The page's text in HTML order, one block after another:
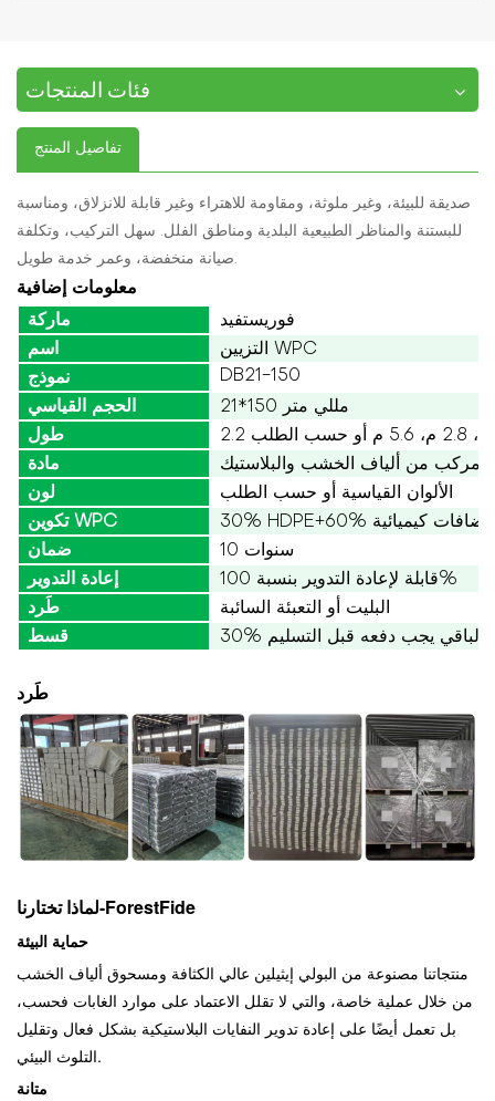
فئات المنتجات
تفاصيل المنتج
صديقة للبيئة، وغير ملوثة، ومقاومة للاهتراء وغير قابلة للانزلاق، ومناسبة
للبستنة والمناظر الطبيعية البلدية ومناطق الفلل. سهل التركيب، وتكلفة
معلومات إضافية
ماركة
فوريستفيد
اسم
التزيين WPC
نموذج
DB21-150
الحجم القياسي
21*150 مللي متر
طول
2.2 م، 2.8 م، 5.6 م أو حسب الطلب
مادة
مركب من ألياف الخشب والبلاستيك
لون
الألوان القياسية أو حسب الطلب
تكوين WPC
ضمان
10 سنوات
إعادة التدوير
قابلة لإعادة التدوير بنسبة 100%
طَرد
البليت أو التعبئة السائبة
قسط
والباقي يجب دفعه قبل التسليم
طَرد
لماذا تختارنا-ForestFide
حماية البيئة
منتجاتنا مصنوعة من البولي إيثيلين عالي الكثافة ومسحوق ألياف الخشب
من خلال عملية خاصة، والتي لا تقلل الاعتماد على موارد الغابات فحسب،
بل تعمل أيضًا على إعادة تدوير النفايات البلاستيكية بشكل فعال وتقليل
التلوث البيئي.
متانة